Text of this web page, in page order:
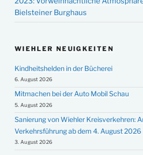
Bielsteiner Burghaus
WIEHLER NEUIGKEITEN
Kindheitshelden in der Bücherei
6. August 2026
Mitmachen bei der Auto Mobil Schau
5. August 2026
Sanierung von Wiehler Kreisverkehren:
Verkehrsführung ab dem 4. August 2026
3. August 2026